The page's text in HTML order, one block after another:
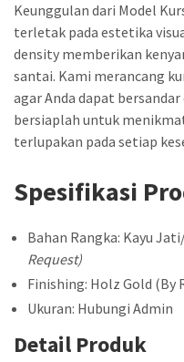
Keunggulan dari Model
terletak pada estetika
density memberikan
santai. Kami merancang
agar Anda dapat
bersiaplah untuk
terlupakan pada setiap
Spesifikasi
Bahan Rangka: Kayu
Request)
Finishing: Holz Gold (By
Ukuran: Hubungi Admin
Detail Produk